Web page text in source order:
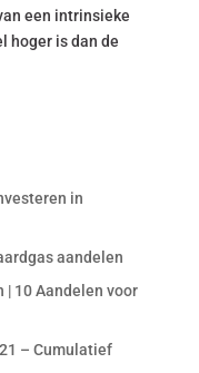
een intrinsieke
hoger is dan de
in
aandelen
| 10 Aandelen voor
– Cumulatief